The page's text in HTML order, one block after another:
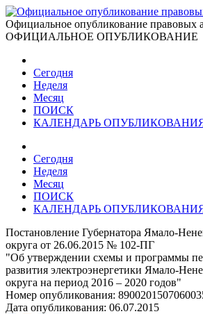
Официальное опубликование правовых
ОФИЦИАЛЬНОЕ ОПУБЛИКОВАНИЕ
Сегодня
Неделя
Месяц
ПОИСК
КАЛЕНДАРЬ
Сегодня
Неделя
Месяц
ПОИСК
КАЛЕНДАРЬ
Постановление Губернатора Ямало-
округа от 26.06.2015 № 102-ПГ
"Об утверждении схемы и программы
развития электроэнергетики Ямало-
округа на период 2016 – 2020 годов"
Номер опубликования:
Дата опубликования: 06.07.2015